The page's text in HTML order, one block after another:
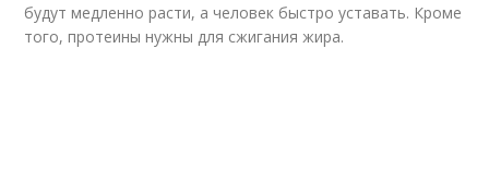
будут медленно расти, а человек быстро уставать. Кроме
того, протеины нужны для сжигания жира.